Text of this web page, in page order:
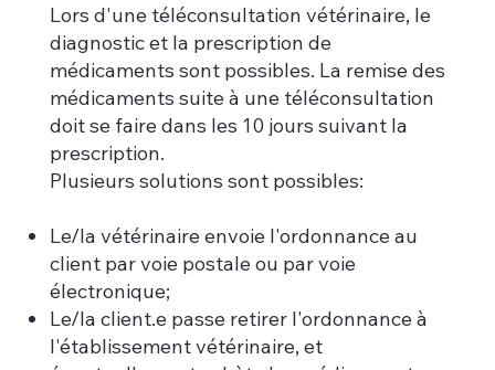
Lors d'une téléconsultation vétérinaire, le
diagnostic et la prescription de
médicaments sont possibles. La remise des
médicaments suite à une téléconsultation
doit se faire dans les 10 jours suivant la
prescription.
Plusieurs solutions sont possibles:
Le/la vétérinaire envoie l'ordonnance au
client par voie postale ou par voie
électronique;
Le/la client.e passe retirer l'ordonnance à
l'établissement vétérinaire, et